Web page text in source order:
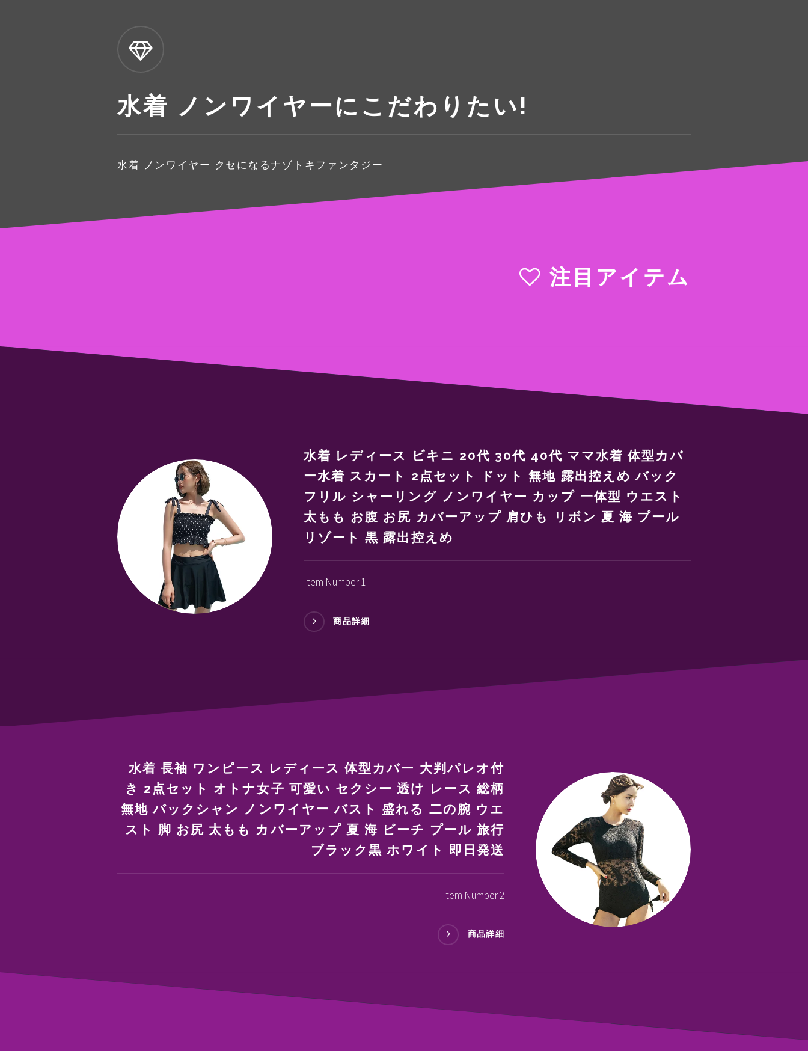
水着 ノンワイヤーにこだわりたい!
水着 ノンワイヤー クセになるナゾトキファンタジー
注目アイテム
水着 レディース ビキニ 20代 30代 40代 ママ水着 体型カバ
ー水着 スカート 2点セット ドット 無地 露出控えめ バック
フリル シャーリング ノンワイヤー カップ 一体型 ウエスト
太もも お腹 お尻 カバーアップ 肩ひも リボン 夏 海 プール
リゾート 黒 露出控えめ
Item Number 1
商品詳細
水着 長袖 ワンピース レディース 体型カバー 大判パレオ付
き 2点セット オトナ女子 可愛い セクシー 透け レース 総柄
無地 バックシャン ノンワイヤー バスト 盛れる 二の腕 ウエ
スト 脚 お尻 太もも カバーアップ 夏 海 ビーチ プール 旅行
ブラック黒 ホワイト 即日発送
Item Number 2
商品詳細